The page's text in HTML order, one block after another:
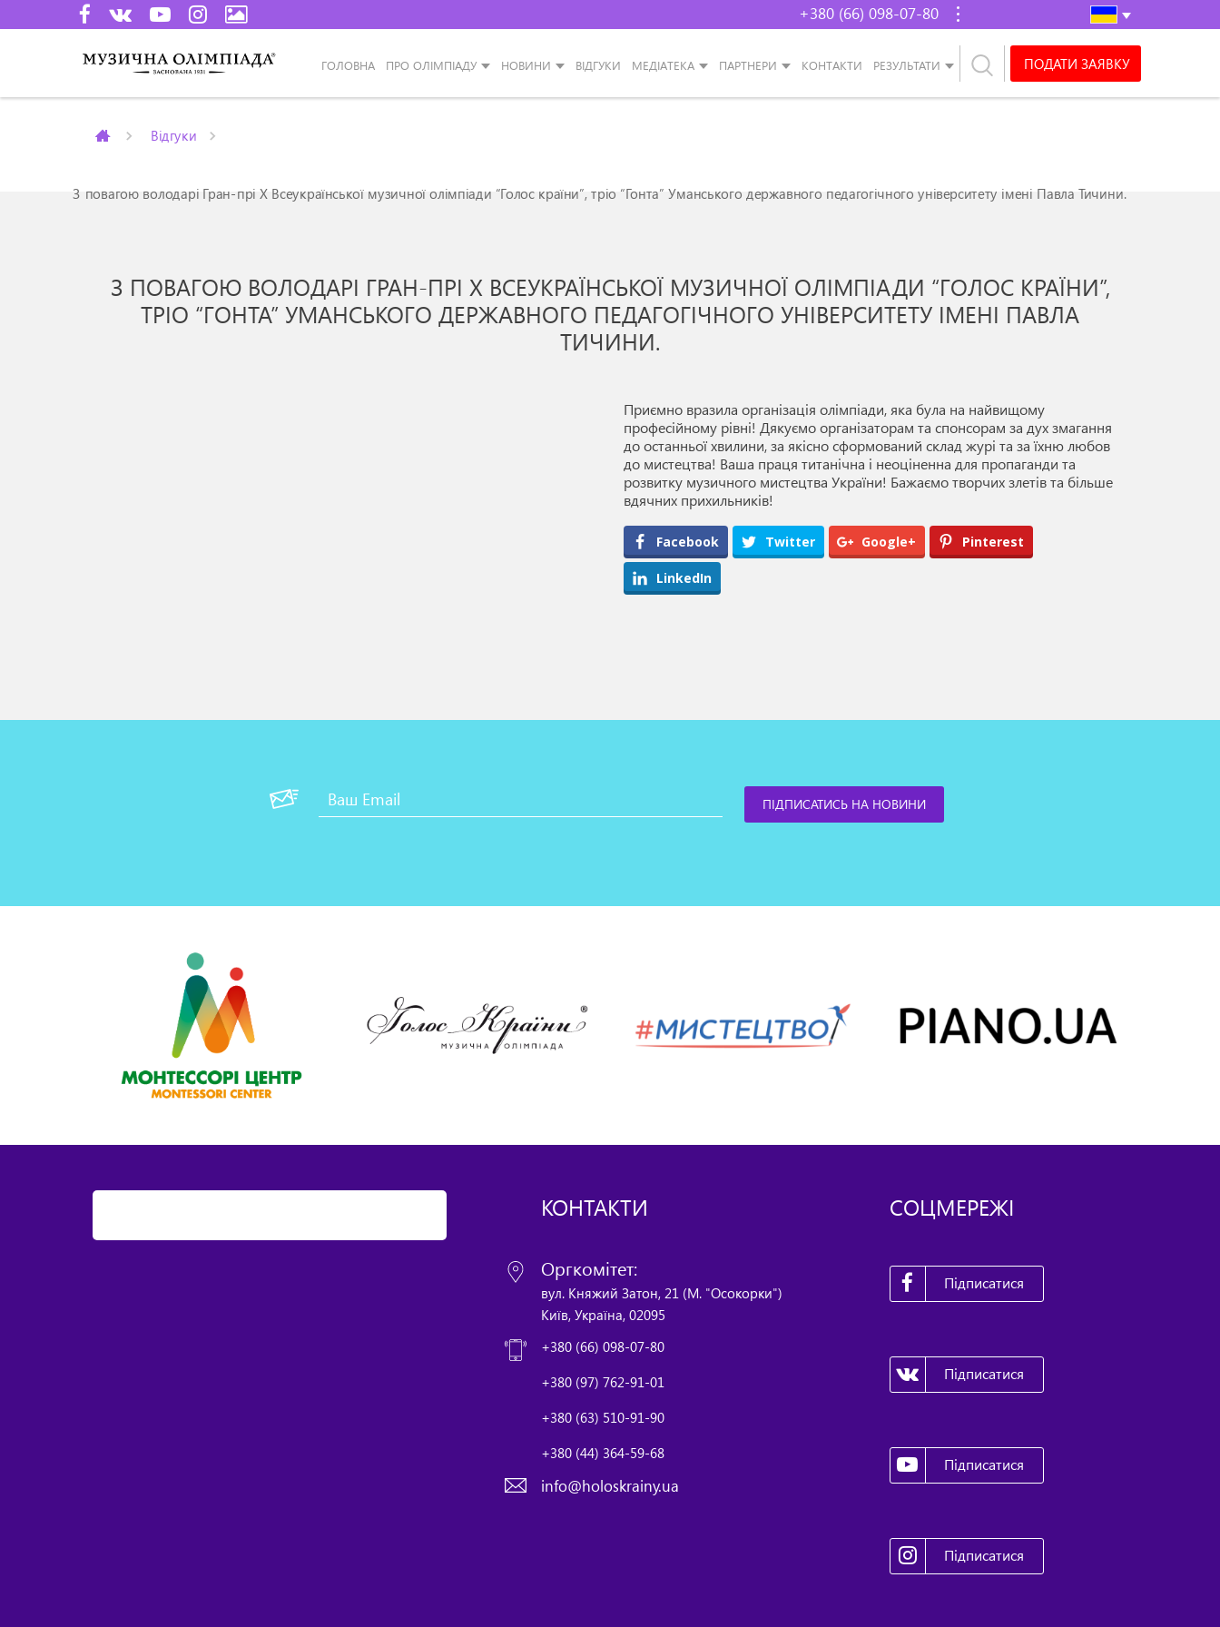
+380 (66) 098-07-80
ГОЛОВНА ПРО ОЛІМПІАДУ НОВИНИ ВІДГУКИ МЕДІАТЕКА ПАРТНЕРИ КОНТАКТИ РЕЗУЛЬТАТИ ПОДАТИ ЗАЯВКУ
Відгуки
З повагою володарі Гран-прі Х Всеукраїнської музичної олімпіади “Голос країни”, тріо “Гонта” Уманського державного педагогічного університету імені Павла Тичини.
З ПОВАГОЮ ВОЛОДАРІ ГРАН-ПРІ Х ВСЕУКРАЇНСЬКОЇ МУЗИЧНОЇ ОЛІМПІАДИ “ГОЛОС КРАЇНИ”,
ТРІО “ГОНТА” УМАНСЬКОГО ДЕРЖАВНОГО ПЕДАГОГІЧНОГО УНІВЕРСИТЕТУ ІМЕНІ ПАВЛА
ТИЧИНИ.
Приємно вразила організація олімпіади, яка була на найвищому
професійному рівні! Дякуємо організаторам та спонсорам за дух змагання
до останньої хвилини, за якісно сформований склад журі та за їхню любов
до мистецтва! Ваша праця титанічна і неоціненна для пропаганди та
розвитку музичного мистецтва України! Бажаємо творчих злетів та більше
вдячних прихильників!
Facebook Twitter Google+ Pinterest
LinkedIn
КОНТАКТИ
Оргкомітет:
вул. Княжий Затон, 21 (М. "Осокорки")
Київ, Україна, 02095
+380 (66) 098-07-80
+380 (97) 762-91-01
+380 (63) 510-91-90
+380 (44) 364-59-68
info@holoskrainy.ua
СОЦМЕРЕЖІ
Підписатися
Підписатися
Підписатися
Підписатися